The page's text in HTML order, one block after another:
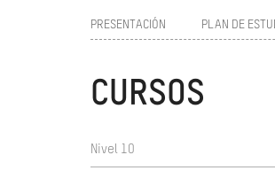
PRESENTACIÓN PLAN DE
CURSOS
Nivel 10